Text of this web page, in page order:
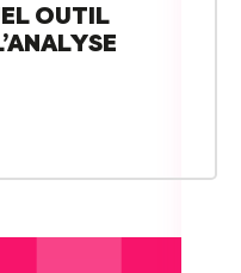
OUTIL